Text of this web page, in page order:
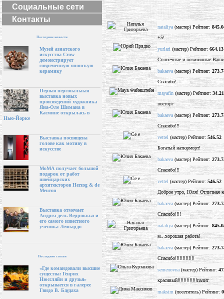
Социальные сети
Контакты
Последние новости
Музей азиатского
искусства Crow
демонстрирует
современную японскую
керамику
Первая персональная
выставка новых
произведений художника
Яна-Оле Шимана в
Касмине открылась в
Нью-Йорке
Выставка посвящена
голове как мотиву в
искусстве
МоМА получает большой
подарок от работ
швейцарских
архитекторов Herzog & de
Meuron
Выставка отмечает
Андреа дель Верроккьо и
его самого известного
ученика Леонардо
Последние статьи
«Где командовали высшие
существа: Генрих
Нюссляйн и друзья»
открывается в галерее
Гвидо В. Баудаха
nataliya (мастер) Рейтинг:
+5!
yurlari (мастер) Рейтинг: 664.13
Солнечные и позитивные
bakaeva (мастер) Рейтинг:
Спасибо!
mayafin (мастер) Рейтинг: 34.21
восторг
bakaeva (мастер) Рейтинг:
Спасибо!!!
vettel (мастер) Рейтинг: 546.52
Богатый натюрморт!
bakaeva (мастер) Рейтинг:
Спасибо!!!
vettel (мастер) Рейтинг: 546.52
Доброе утро, Юля! Отличная
bakaeva (мастер) Рейтинг:
Спасибо!!!!
nataliya (мастер) Рейтинг:
м...хорошая работа!
bakaeva (мастер) Рейтинг:
Спасибо!!!!!!!!!!!!!
semenovna (мастер) Рейтинг:
красивый!!!!!!!!!!!!!палит
maksim (посетитель) Рейтинг: